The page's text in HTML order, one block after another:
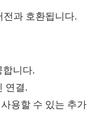
전과 호환됩니다.
니다.
연결.
용할 수 있는 추가